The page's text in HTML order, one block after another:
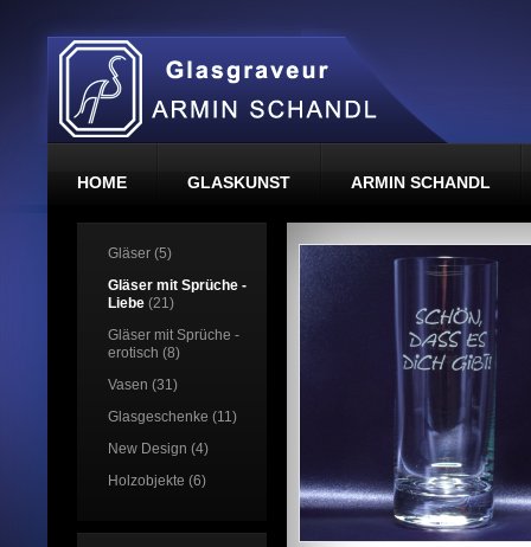
HOME GLASKUNST ARMIN SCHANDL
Gläser (5)
Gläser mit Sprüche -
Liebe (21)
Gläser mit Sprüche -
erotisch (8)
Vasen (31)
Glasgeschenke (11)
New Design (4)
Holzobjekte (6)